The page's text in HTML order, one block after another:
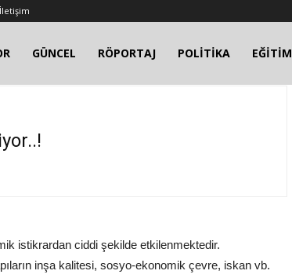
İletişim
GÜNCEL RÖPORTAJ POLİTİKA EĞİTİM
istikrardan ciddi şekilde etkilenmektedir.
inşa kalitesi, sosyo-ekonomik çevre, iskan vb.